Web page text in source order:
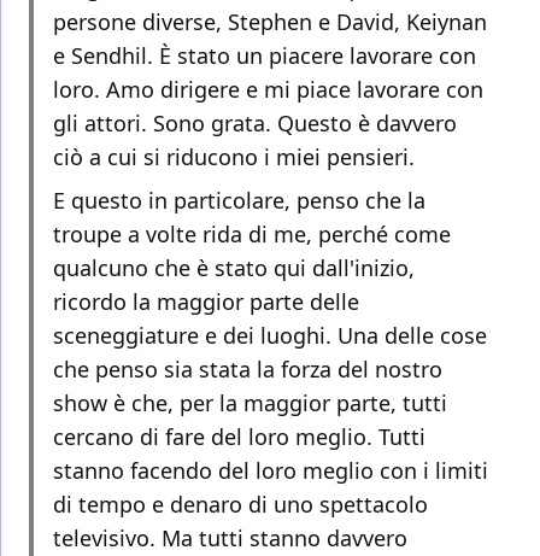
persone diverse, Stephen e David, Keiynan
e Sendhil. È stato un piacere lavorare con
loro. Amo dirigere e mi piace lavorare con
gli attori. Sono grata. Questo è davvero
ciò a cui si riducono i miei pensieri.
E questo in particolare, penso che la
troupe a volte rida di me, perché come
qualcuno che è stato qui dall'inizio,
ricordo la maggior parte delle
sceneggiature e dei luoghi. Una delle cose
che penso sia stata la forza del nostro
show è che, per la maggior parte, tutti
cercano di fare del loro meglio. Tutti
stanno facendo del loro meglio con i limiti
di tempo e denaro di uno spettacolo
televisivo. Ma tutti stanno davvero